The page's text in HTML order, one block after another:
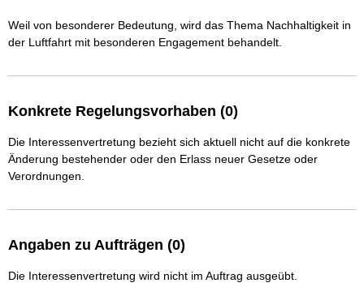
Weil von besonderer Bedeutung, wird das Thema Nachhaltigkeit in
Konkrete Regelungsvorhaben (0)
Die Interessenvertretung bezieht sich aktuell nicht auf die konkrete
Änderung bestehender oder den Erlass neuer Gesetze oder
Verordnungen.
Angaben zu Aufträgen (0)
Die Interessenvertretung wird nicht im Auftrag ausgeübt.